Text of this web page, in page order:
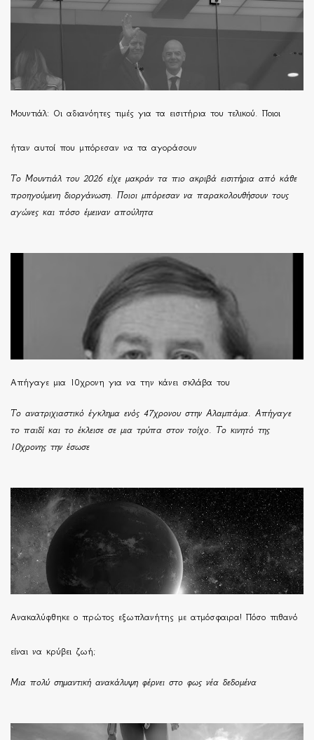
Μουντιάλ: Οι αδιανόητες τιμές για τα εισιτήρια του τελικού. Ποιοι
ήταν αυτοί που μπόρεσαν να τα αγοράσουν
Το Μουντιάλ του 2026 είχε μακράν τα πιο ακριβά εισιτήρια από κάθε
προηγούμενη διοργάνωση. Ποιοι μπόρεσαν να παρακολουθήσουν τους
αγώνες και πόσο έμειναν απούλητα
Απήγαγε μια 10χρονη για να την κάνει σκλάβα του
Το ανατριχιαστικό έγκλημα ενός 47χρονου στην Αλαμπάμα. Απήγαγε
το παιδί και το έκλεισε σε μια τρύπα στον τοίχο. Το κινητό της
10χρονης την έσωσε
Ανακαλύφθηκε ο πρώτος εξωπλανήτης με ατμόσφαιρα! Πόσο πιθανό
είναι να κρύβει ζωή;
Μια πολύ σημαντική ανακάλυψη φέρνει στο φως νέα δεδομένα